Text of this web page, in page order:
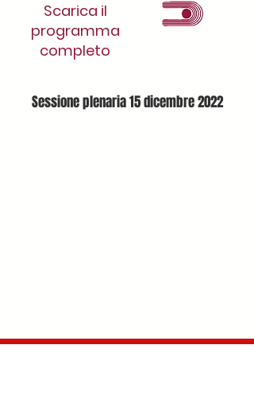
Scarica il
programma
completo
Sessione plenaria 15 dicembre 2022